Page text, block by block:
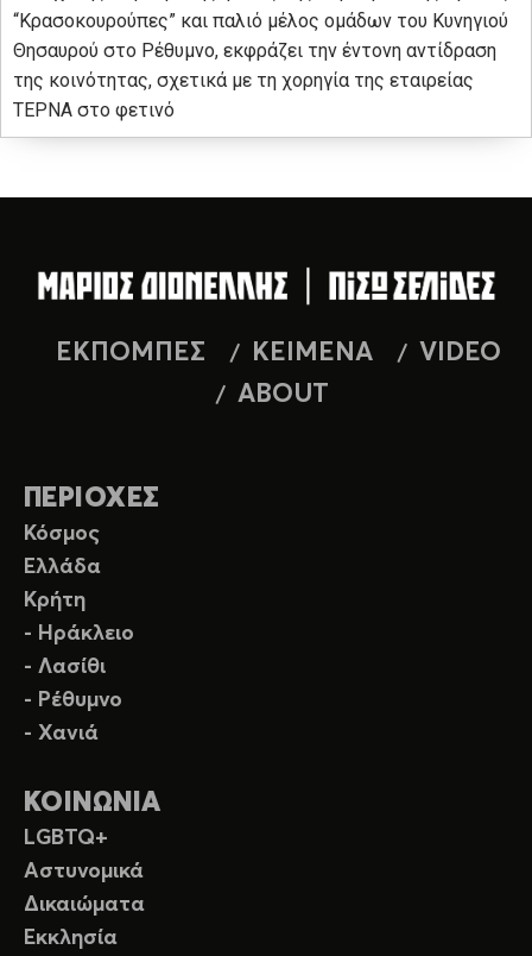
“Κρασοκουρούπες” και παλιό μέλος ομάδων του Κυνηγιού
Θησαυρού στο Ρέθυμνο, εκφράζει την έντονη αντίδραση
της κοινότητας, σχετικά με τη χορηγία της εταιρείας
ΤΕΡΝΑ στο φετινό
ΕΚΠΟΜΠΕΣ ΚΕΙΜΕΝΑ
VIDEO
ABOUT
ΠΕΡΙΟΧΕΣ
Κόσμος
Ελλάδα
Κρήτη
- Ηράκλειο
- Λασίθι
- Ρέθυμνο
- Χανιά
ΚΟΙΝΩΝΙΑ
LGBTQ+
Αστυνομικά
Δικαιώματα
Εκκλησία